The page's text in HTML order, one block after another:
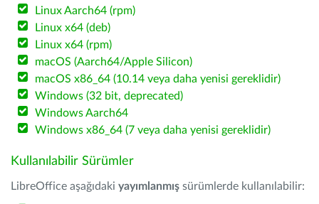
Linux Aarch64 (rpm)
Linux x64 (deb)
Linux x64 (rpm)
macOS (Aarch64/Apple Silicon)
macOS x86_64 (10.14 veya daha yenisi gereklidir)
Windows (32 bit, deprecated)
Windows Aarch64
Windows x86_64 (7 veya daha yenisi gereklidir)
Kullanılabilir Sürümler
LibreOffice aşağıdaki yayımlanmış sürümlerde kullanılabilir: